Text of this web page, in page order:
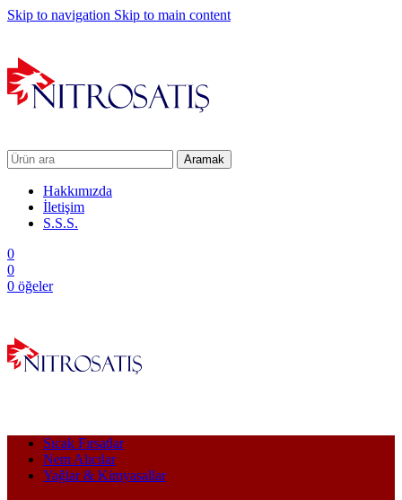
Skip to navigation Skip to main content
Aramak
Hakkımızda
İletişim
S.S.S.
0
0
0 öğeler
Sıcak Fırsatlar
Nem Alıcılar
Yağlar & Kimyasallar